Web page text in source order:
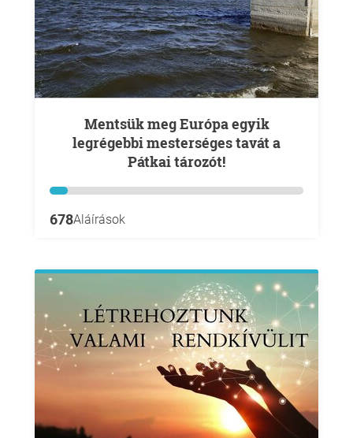
Mentsük meg Európa egyik
legrégebbi mesterséges tavát a
Pátkai tározót!
678Aláírások